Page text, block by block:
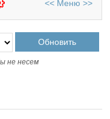
<< Меню >>
не несем